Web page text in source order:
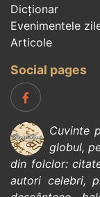
Dicționar
Evenimentele
Articole
Social pages
Cuvinte
globul,
din folclor:
autori celebri,